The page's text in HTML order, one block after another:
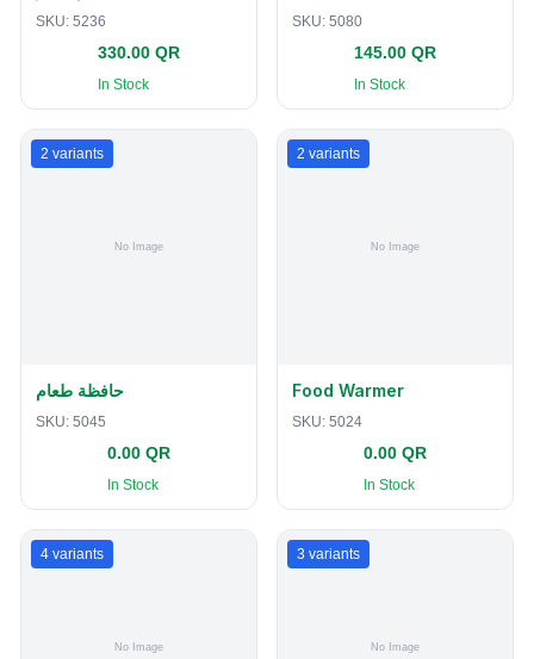
SKU: 5236
330.00 QR
In Stock
SKU: 5080
145.00 QR
In Stock
2 variants
حافظة طعام
SKU: 5045
0.00 QR
In Stock
2 variants
Food Warmer
SKU: 5024
0.00 QR
In Stock
4 variants 3 variants